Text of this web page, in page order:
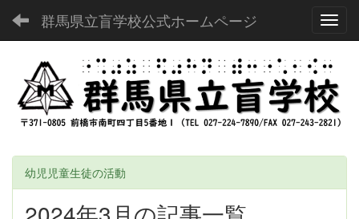
群馬県立盲学校公式ホームページ
幼児児童生徒の活動